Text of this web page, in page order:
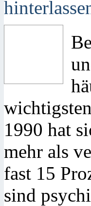
1990 hat
mehr als
fast 15
sind